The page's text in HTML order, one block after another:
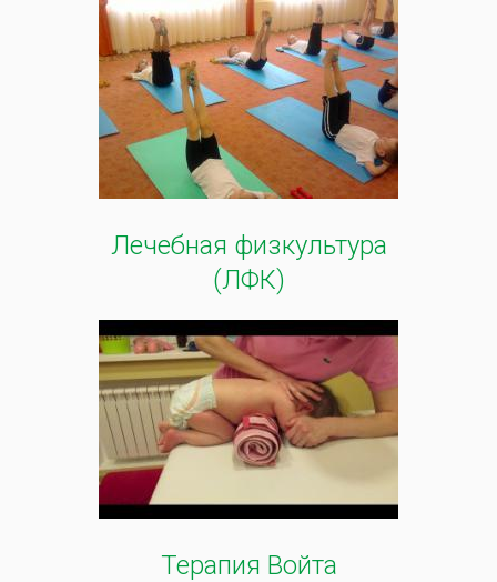
Лечебная физкультура
(ЛФК)
Терапия Войта